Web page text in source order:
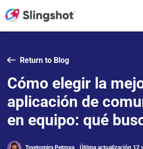
Return to Blog
Cómo elegir la
aplicación de
en equipo: qué
Tsvetomira Petrova Última actualización 12